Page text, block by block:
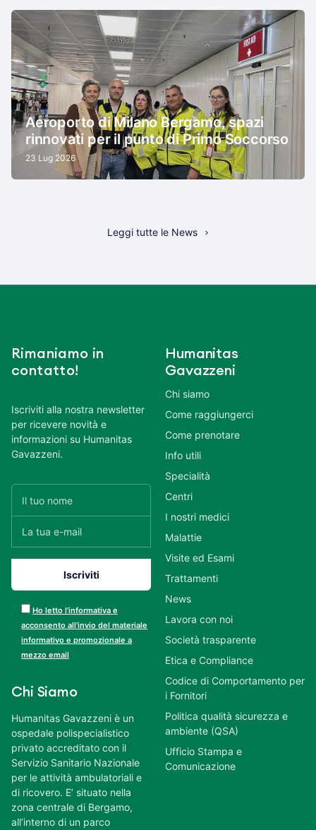
Aeroporto di Milano Bergamo, spazi
rinnovati per il punto di Primo Soccorso
23 Lug 2026
Leggi tutte le News
Rimaniamo in
contatto!
Iscriviti alla nostra newsletter
per ricevere novità e
informazioni su Humanitas
Gavazzeni.
Ho letto l’informativa e
acconsento all’invio del materiale
informativo e promozionale a
mezzo email
Chi Siamo
Humanitas Gavazzeni è un
ospedale polispecialistico
privato accreditato con il
Servizio Sanitario Nazionale
per le attività ambulatoriali e
di ricovero. E’ situato nella
zona centrale di Bergamo,
all’interno di un parco
Humanitas
Gavazzeni
Chi siamo
Come raggiungerci
Come prenotare
Info utili
Specialità
Centri
I nostri medici
Malattie
Visite ed Esami
Trattamenti
News
Lavora con noi
Società trasparente
Etica e Compliance
Codice di Comportamento per
i Fornitori
Politica qualità sicurezza e
ambiente (QSA)
Ufficio Stampa e
Comunicazione